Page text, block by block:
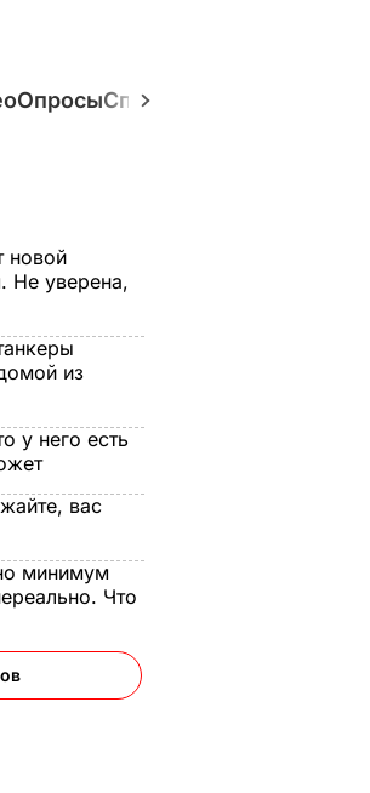
ОпросыСпецпроекты
новой
Не уверена,
из
у него есть
вас
минимум
Что